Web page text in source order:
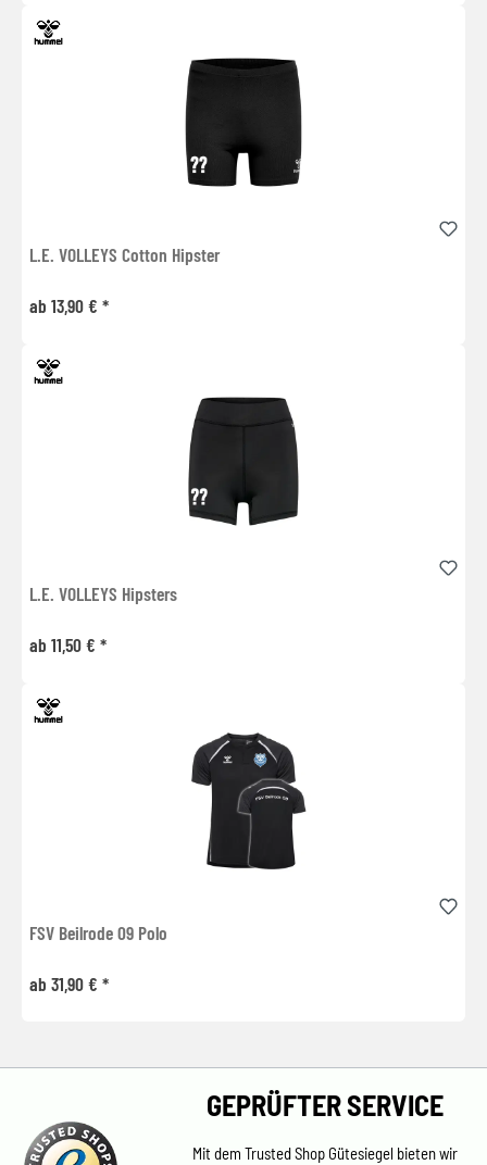
L.E. VOLLEYS Cotton Hipster
ab 13,90 € *
L.E. VOLLEYS Hipsters
ab 11,50 € *
FSV Beilrode 09 Polo
ab 31,90 € *
GEPRÜFTER SERVICE
Mit dem Trusted Shop Gütesiegel bieten wir